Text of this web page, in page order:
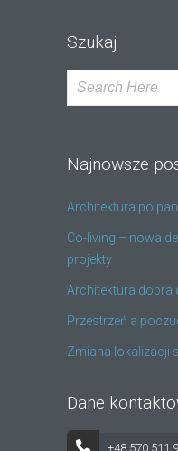
Szukaj
Najnowsze
Architektura po
Co-living – nowa
projekty
Architektura dobra
Przestrzeń a
Zmiana lokalizacji
Dane
+48 570 511